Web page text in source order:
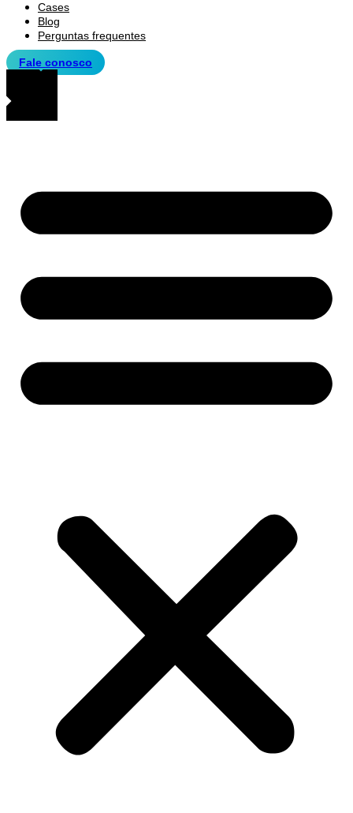
Cases
Blog
Perguntas frequentes
Fale conosco